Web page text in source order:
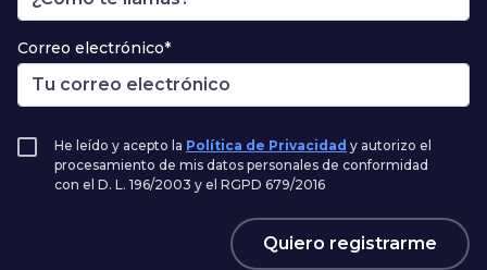
Correo electrónico*
He leído y acepto la Política de Privacidad y autorizo el
procesamiento de mis datos personales de conformidad
con el D. L. 196/2003 y el RGPD 679/2016
Quiero registrarme